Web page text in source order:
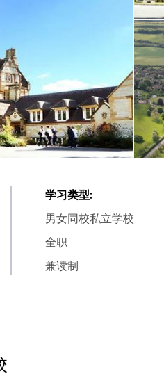
学习类型:
男女同校私立学校
全职
兼读制